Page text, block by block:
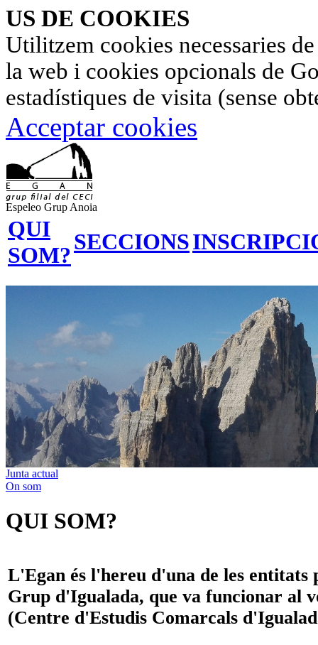
US DE COOKIES
Utilitzem cookies necessaries
la web i cookies opcionals de
estadístiques de visita (sense
Acceptar cookies
Espeleo Grup Anoia
QUI
SOM?
SECCIONS
Junta actual
On som
QUI SOM?
L'Egan és l'hereu d'una de les entitats
Grup d'Igualada, que va funcionar al
(Centre d'Estudis Comarcals